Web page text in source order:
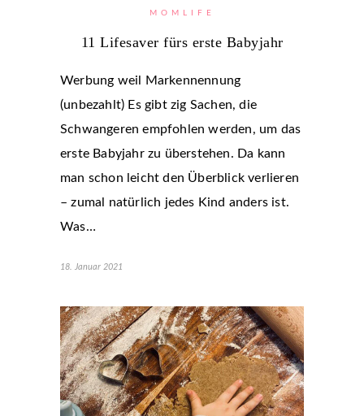
MOMLIFE
11 Lifesaver fürs erste Babyjahr
Werbung weil Markennennung
(unbezahlt) Es gibt zig Sachen, die
Schwangeren empfohlen werden, um das
erste Babyjahr zu überstehen. Da kann
man schon leicht den Überblick verlieren
– zumal natürlich jedes Kind anders ist.
Was…
18. Januar 2021